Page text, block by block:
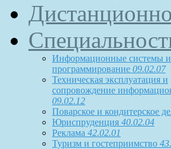
Информационные системы и
программирование 09.02.07
Техническая эксплуатация и
сопровождение
09.02.12
Поварское и кондитерское
Юриспруденция 40.02.04
Реклама 42.02.01
Туризм и гостеприимство